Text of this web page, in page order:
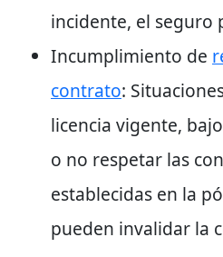
incidente, el seguro
Incumplimiento de
contrato:
licencia vigente,
o no respetar las
establecidas en la
pueden invalidar la